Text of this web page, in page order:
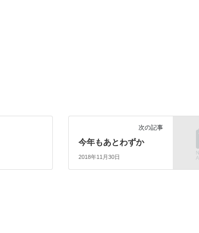
次の記事
今年もあとわずか
2018年11月30日